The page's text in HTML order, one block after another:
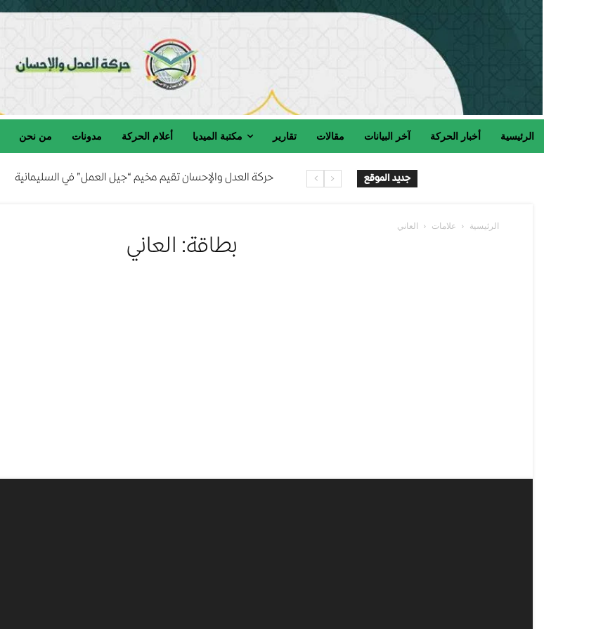
الرئيسية أخبار الحركة آخر البيانات مقالات تقارير مكتبة الميديا أعلام الحركة مدونات من نحن
جديد الموقع حركة العدل والإحسان تقيم مخيم “جيل العمل” في السليمانية
الرئيسية علامات العاني
بطاقة: العاني